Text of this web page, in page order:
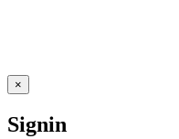
×
Signin